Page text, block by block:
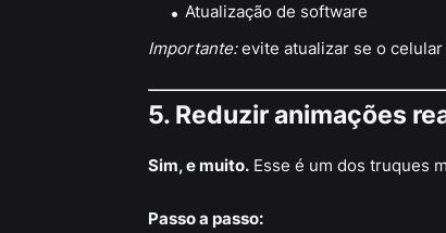
Atualização de software
Importante:evite atualizar se o
5. Reduzir animações
Sim, e muito.Esse é um dos truques
Passo a passo: